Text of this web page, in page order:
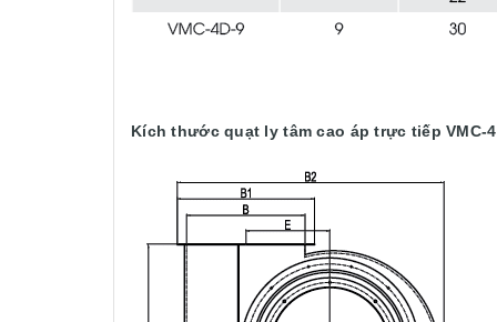
Kích thước quạt ly tâm cao áp trực tiếp VMC-